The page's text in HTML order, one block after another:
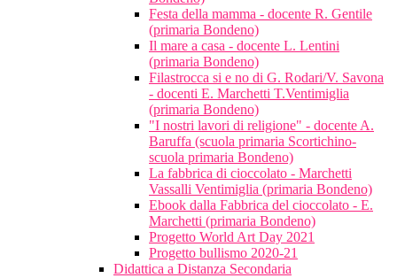
Festa della mamma - docente R. Gentile
(primaria Bondeno)
Il mare a casa - docente L. Lentini
(primaria Bondeno)
Filastrocca si e no di G. Rodari/V. Savona
- docenti E. Marchetti T.Ventimiglia
(primaria Bondeno)
"I nostri lavori di religione" - docente A.
Baruffa (scuola primaria Scortichino-
scuola primaria Bondeno)
La fabbrica di cioccolato - Marchetti
Vassalli Ventimiglia (primaria Bondeno)
Ebook dalla Fabbrica del cioccolato - E.
Marchetti (primaria Bondeno)
Progetto World Art Day 2021
Progetto bullismo 2020-21
Didattica a Distanza Secondaria